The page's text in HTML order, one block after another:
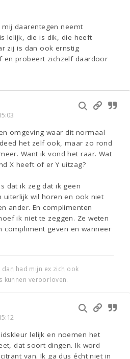
daarentegen neemt
lelijk, die is dik, die heeft
zij is dan ook ernstig
en probeert zichzelf daardoor
omgeving waar dit normaal
het zelf ook, maar zo rond
Want ik vond het raar. Wat
X heeft of er Y uitzag?
dat ik zeg dat ik geen
uiterlijk wil horen en ook niet
ander. En complimenten
ik niet te zeggen. Ze weten
compliment geven en wanneer
had mijn ex zich ook
kunnen veroorloven.
lelijk en noemen het
dat soort dingen. Ik word
van. Ik ga dus écht niet in